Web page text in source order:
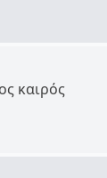
καιρός